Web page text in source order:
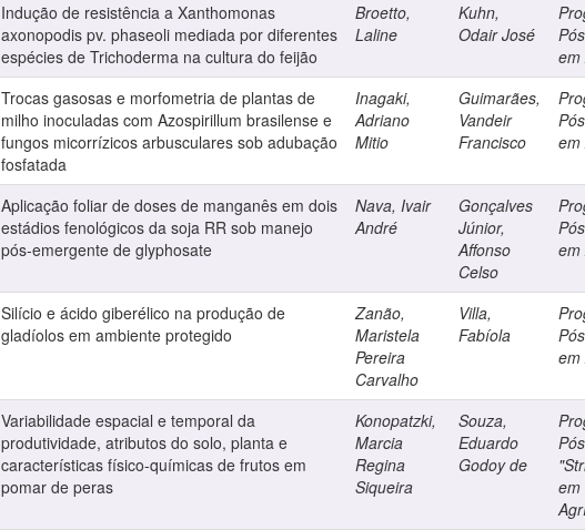
Indução de resistência a Xanthomonas
axonopodis pv. phaseoli mediada por diferentes
espécies de Trichoderma na cultura do feijão
Broetto,
Laline
Kuhn,
Odair José
em
Trocas gasosas e morfometria de plantas de
milho inoculadas com Azospirillum brasilense e
fungos micorrízicos arbusculares sob adubação
fosfatada
Inagaki,
Adriano
Mitio
Guimarães,
Vandeir
Francisco
em
Aplicação foliar de doses de manganês em dois
estádios fenológicos da soja RR sob manejo
pós-emergente de glyphosate
Nava, Ivair
André
Gonçalves
Júnior,
Affonso
Celso
em
Silício e ácido giberélico na produção de
gladíolos em ambiente protegido
Zanão,
Maristela
Pereira
Carvalho
Villa,
Fabíola
em
Variabilidade espacial e temporal da
produtividade, atributos do solo, planta e
características físico-químicas de frutos em
pomar de peras
Konopatzki,
Marcia
Regina
Siqueira
Souza,
Eduardo
Godoy de
em